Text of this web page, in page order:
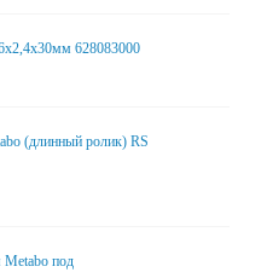
628083000
(длинный ролик) RS
Metabo под